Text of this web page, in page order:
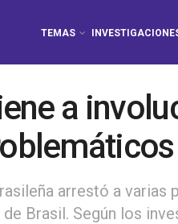
TEMAS
a
arrestó a
Brasil. Según los